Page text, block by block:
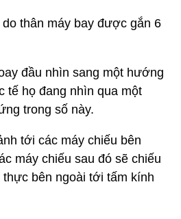
thân máy bay được gắn 6
đầu nhìn sang một hướng
tế họ đang nhìn qua một
trong số này.
tới các máy chiếu bên
máy chiếu sau đó sẽ chiếu
bên ngoài tới tấm kính